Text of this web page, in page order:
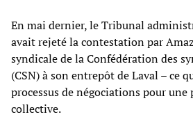
En mai dernier, le Tribunal
avait rejeté la contestation par
syndicale de la Confédération des
(CSN) à son entrepôt de Laval – ce
processus de négociations pour
collective.